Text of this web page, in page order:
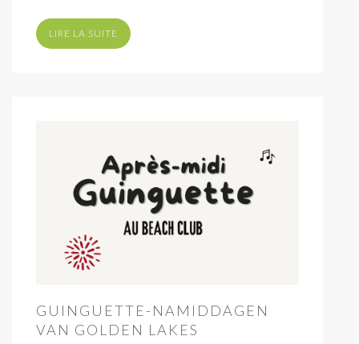
LIRE LA SUITE
GUINGUETTE-NAMIDDAGEN
VAN GOLDEN LAKES